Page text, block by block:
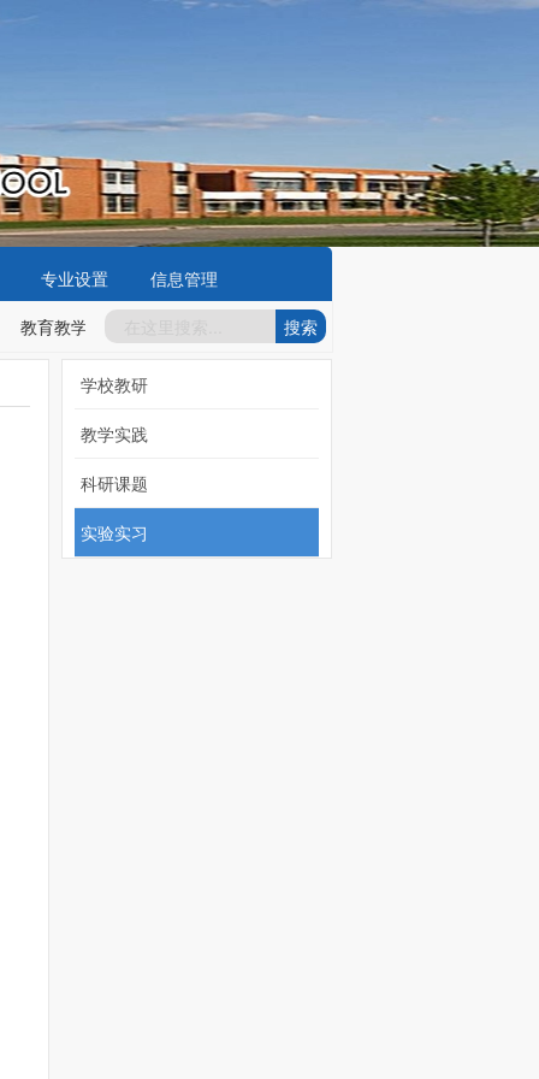
专业设置
信息管理
教育教学工作亮点 教职工岗位责任制
学校教研
教学实践
科研课题
实验实习